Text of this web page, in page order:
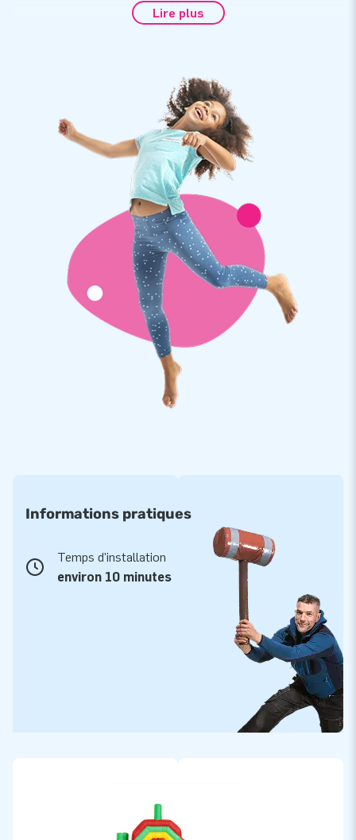
nous pouvons également vous fournir une tour d'escalade, un
tir à l'élastique, un rodéo ou un parcours d'obstacles avec
toutes ses formes, couleurs et tailles. Parfait pour un
événement ou une campagne de marketing.
Souhaitez-vous obtenir plus d'informations sur un jeu
gonflable personnalisé? Dans ce cas, veuillez nous contacter.
Lire plus
Informations pratiques
Temps d'installation
environ 10 minutes